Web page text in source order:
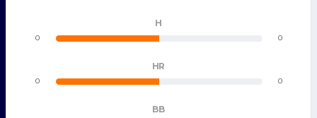
H
0 0
HR
0 0
BB